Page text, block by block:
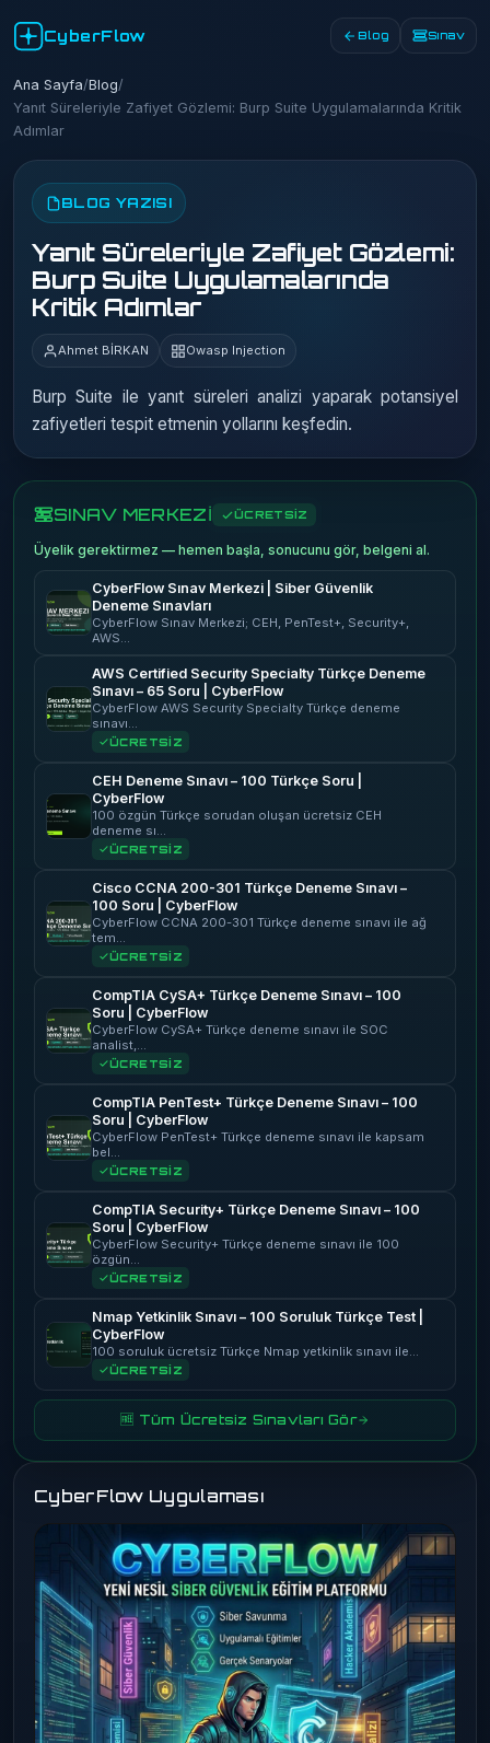
CyberFlow Blog Sınav
Ana Sayfa/Blog/
Yanıt Süreleriyle Zafiyet Gözlemi: Burp Suite Uygulamalarında Kritik
Adımlar
BLOG YAZISI
Yanıt Süreleriyle Zafiyet Gözlemi:
Burp Suite Uygulamalarında
Kritik Adımlar
Ahmet BİRKAN Owasp Injection
Burp Suite ile yanıt süreleri analizi yaparak potansiyel
zafiyetleri tespit etmenin yollarını keşfedin.
SINAV MERKEZİ ÜCRETSİZ
Üyelik gerektirmez — hemen başla, sonucunu gör, belgeni al.
CyberFlow Sınav Merkezi | Siber Güvenlik
Deneme Sınavları
CyberFlow Sınav Merkezi; CEH, PenTest+, Security+,
AWS…
AWS Certified Security Specialty Türkçe Deneme
Sınavı – 65 Soru | CyberFlow
CyberFlow AWS Security Specialty Türkçe deneme
sınavı…
ÜCRETSİZ
CEH Deneme Sınavı – 100 Türkçe Soru |
CyberFlow
100 özgün Türkçe sorudan oluşan ücretsiz CEH
deneme sı…
ÜCRETSİZ
Cisco CCNA 200-301 Türkçe Deneme Sınavı –
100 Soru | CyberFlow
CyberFlow CCNA 200-301 Türkçe deneme sınavı ile ağ
tem…
ÜCRETSİZ
CompTIA CySA+ Türkçe Deneme Sınavı – 100
Soru | CyberFlow
CyberFlow CySA+ Türkçe deneme sınavı ile SOC
analist,…
ÜCRETSİZ
CompTIA PenTest+ Türkçe Deneme Sınavı – 100
Soru | CyberFlow
CyberFlow PenTest+ Türkçe deneme sınavı ile kapsam
bel…
ÜCRETSİZ
CompTIA Security+ Türkçe Deneme Sınavı – 100
Soru | CyberFlow
CyberFlow Security+ Türkçe deneme sınavı ile 100
özgün…
ÜCRETSİZ
Nmap Yetkinlik Sınavı – 100 Soruluk Türkçe Test |
CyberFlow
100 soruluk ücretsiz Türkçe Nmap yetkinlik sınavı ile…
ÜCRETSİZ
🆓 Tüm Ücretsiz Sınavları Gör
CyberFlow Uygulaması